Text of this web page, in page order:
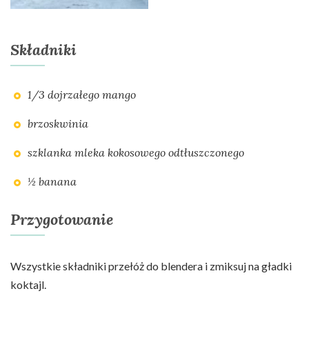
Składniki
1/3 dojrzałego mango
brzoskwinia
szklanka mleka kokosowego odtłuszczonego
½ banana
Przygotowanie
Wszystkie składniki przełóż do blendera i zmiksuj na gładki
koktajl.